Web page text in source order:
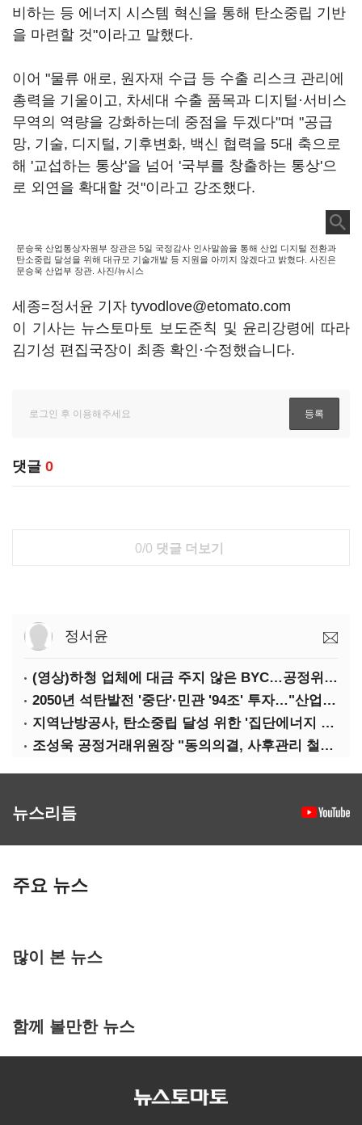
비하는 등 에너지 시스템 혁신을 통해 탄소중립 기반
을 마련할 것"이라고 말했다.
이어 "물류 애로, 원자재 수급 등 수출 리스크 관리에
총력을 기울이고, 차세대 수출 품목과 디지털·서비스
무역의 역량을 강화하는데 중점을 두겠다"며 "공급
망, 기술, 디지털, 기후변화, 백신 협력을 5대 축으로
해 '교섭하는 통상'을 넘어 '국부를 창출하는 통상'으
로 외연을 확대할 것"이라고 강조했다.
문승욱 산업통상자원부 장관은 5일 국정감사 인사말씀을 통해 산업 디지털 전환과
탄소중립 달성을 위해 대규모 기술개발 등 지원을 아끼지 않겠다고 밝혔다. 사진은
문승욱 산업부 장관. 사진/뉴시스
세종=정서윤 기자 tyvodlove@etomato.com
이 기사는 뉴스토마토 보도준칙 및 윤리강령에 따라
김기성 편집국장이 최종 확인·수정했습니다.
댓글 0
0/0 댓글 더보기
정서윤
(영상)하청 업체에 대금 주지 않은 BYC…공정위 '제재'
2050년 석탄발전 '중단'·민관 '94조' 투자…"산업계 탄소중립에 고삐"
지역난방공사, 탄소중립 달성 위한 '집단에너지 컨퍼런스' 개최
조성욱 공정거래위원장 "동의의결, 사후관리 철저히 이뤄져야"
뉴스리듬
주요 뉴스
많이 본 뉴스
함께 볼만한 뉴스